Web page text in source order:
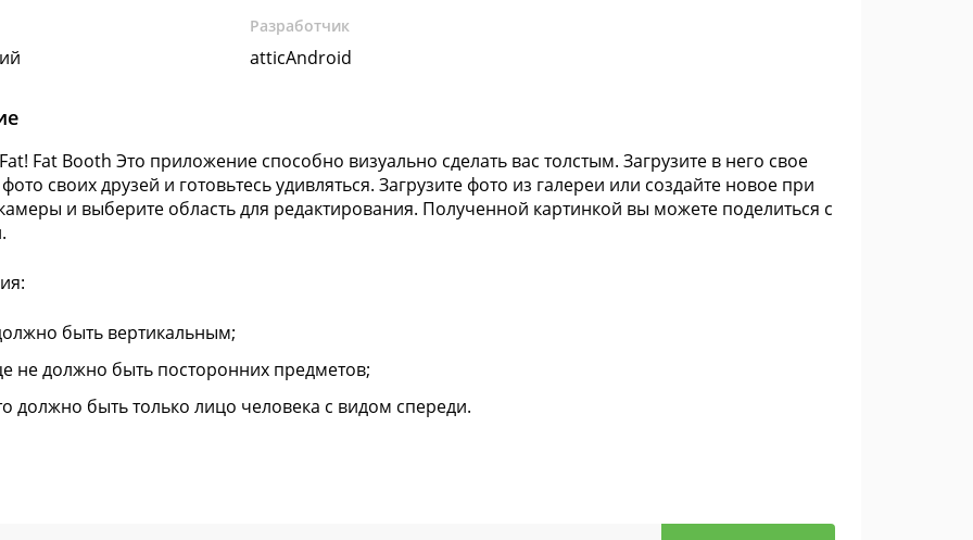
Разработчик
atticAndroid
Fat Booth Это приложение способно визуально сделать вас толстым. Загрузите в него свое
своих друзей и готовьтесь удивляться. Загрузите фото из галереи или создайте новое при
и выберите область для редактирования. Полученной картинкой вы можете поделиться с
быть вертикальным;
не должно быть посторонних предметов;
должно быть только лицо человека с видом спереди.